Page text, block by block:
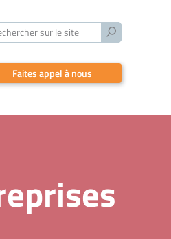
sur le site
Lancer
recherche
Faites appel à nous